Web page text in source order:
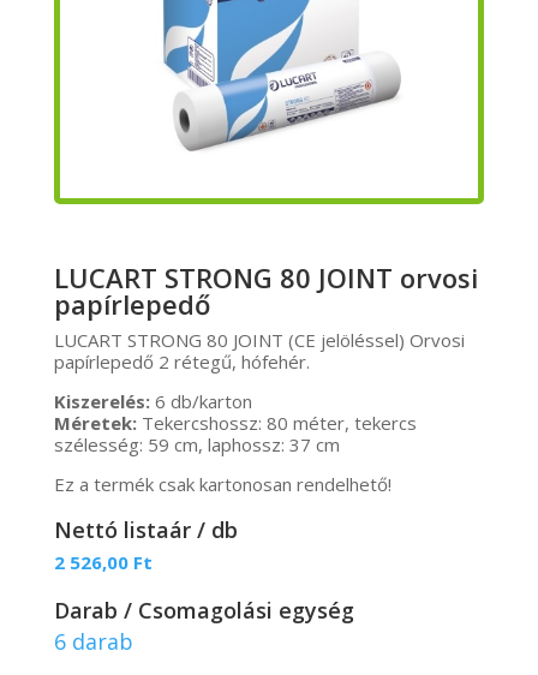
LUCART STRONG 80 JOINT orvosi
papírlepedő
LUCART STRONG 80 JOINT (CE jelöléssel) Orvosi
papírlepedő 2 rétegű, hófehér.
Kiszerelés:6 db/karton
Méretek:Tekercshossz: 80 méter, tekercs
szélesség: 59 cm, laphossz: 37 cm
Ez a termék csak kartonosan rendelhető!
Nettó listaár / db
2 526,00 Ft
Darab / Csomagolási egység
6 darab